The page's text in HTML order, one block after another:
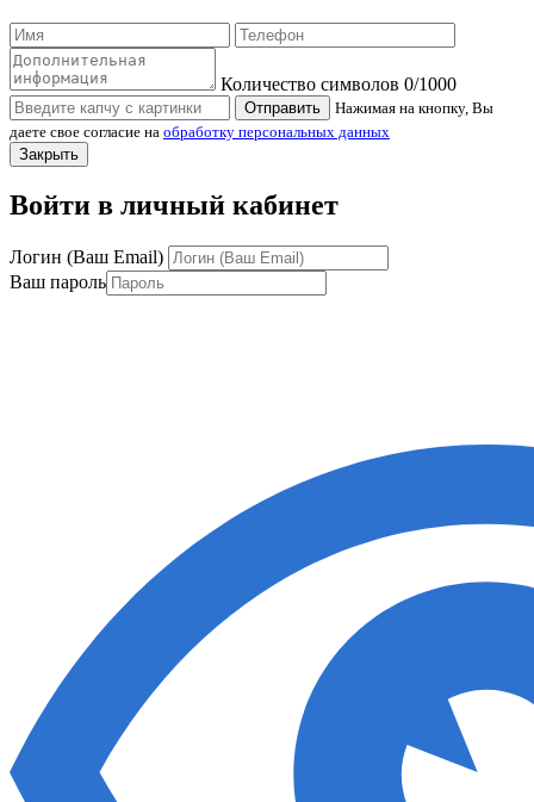
Количество символов 0/1000
Отправить
Нажимая на кнопку, Вы
даете свое согласие на обработку персональных данных
Закрыть
Войти в личный кабинет
Логин (Ваш Email)
Ваш пароль